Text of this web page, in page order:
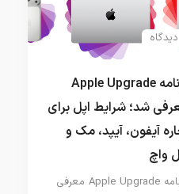
برنامه Apple Upgrade
شد؛ شرایط اپل برای
آیفون، آیپد، مک و
واچ
برنامه Apple Upgrade معرفی